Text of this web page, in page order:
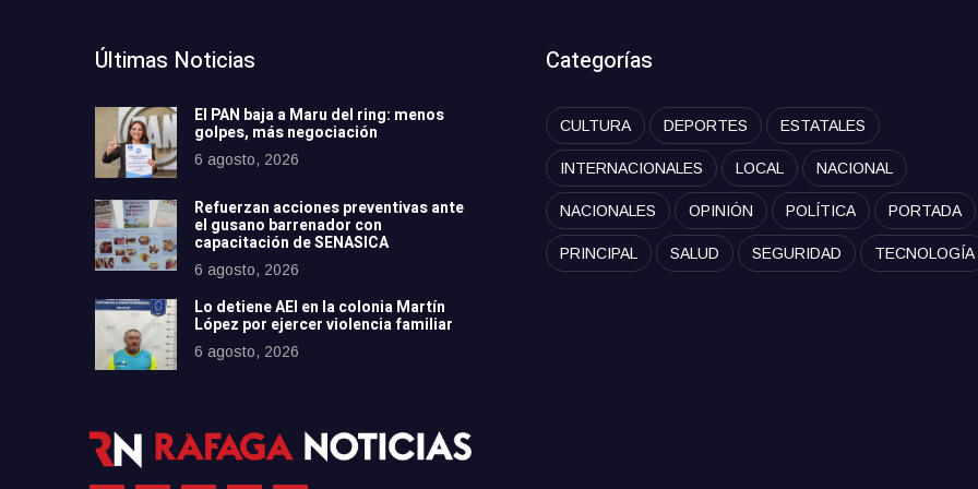
Últimas Noticias
El PAN baja a Maru del ring: menos
golpes, más negociación
6 agosto, 2026
Refuerzan acciones preventivas ante
el gusano barrenador con
capacitación de SENASICA
6 agosto, 2026
Lo detiene AEI en la colonia Martín
López por ejercer violencia familiar
6 agosto, 2026
Categorías
CULTURA DEPORTES ESTATALES
INTERNACIONALES LOCAL NACIONAL
NACIONALES OPINIÓN POLÍTICA PORTADA
PRINCIPAL SALUD SEGURIDAD TECNOLOGÍA